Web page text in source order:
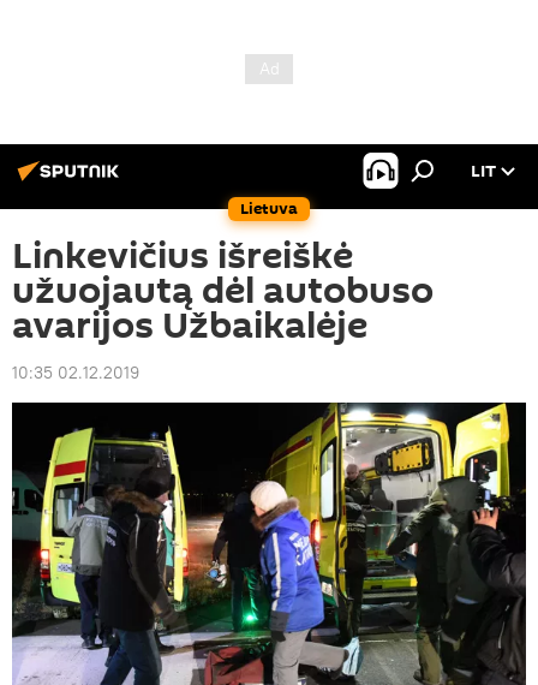
Lietuva
LIT
Linkevičius išreiškė
užuojautą dėl autobuso
avarijos Užbaikalėje
10:35 02.12.2019